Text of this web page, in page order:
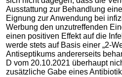
Ausstattung zur Behandlung
Eignung zur Anwendung bei
Werbung den unzutreffenden
einen positiven Effekt auf die
werde stets auf Basis einer „2-
Antiseptikums andererseits
D vom 20.10.2021 überhaupt
zusätzliche Gabe eines